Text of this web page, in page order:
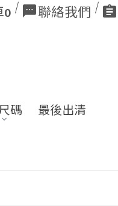
0 聯絡我們
碼 最後出清